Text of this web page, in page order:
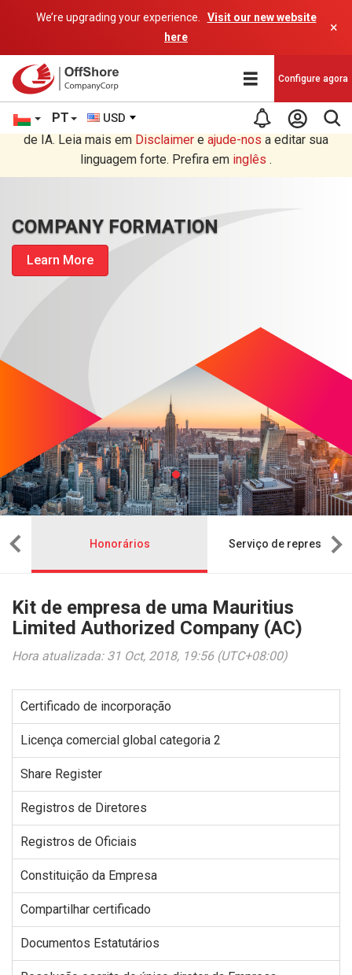
We’re upgrading your experience.
Visit our new website
here
×
PT USD
Configure agora
Você está lendo em Português tradução por um programa
de IA. Leia mais em Disclaimer e ajude-nos a editar sua
linguagem forte. Prefira em inglês .
COMPANY FORMATION
Learn More
Honorários Serviço de
Kit de empresa de uma Mauritius
Limited Authorized Company (AC)
Hora atualizada: 31 Oct, 2018, 19:56 (UTC+08:00)
Certificado de incorporação
Licença comercial global categoria 2
Share Register
Registros de Diretores
Registros de Oficiais
Constituição da Empresa
Compartilhar certificado
Documentos Estatutários